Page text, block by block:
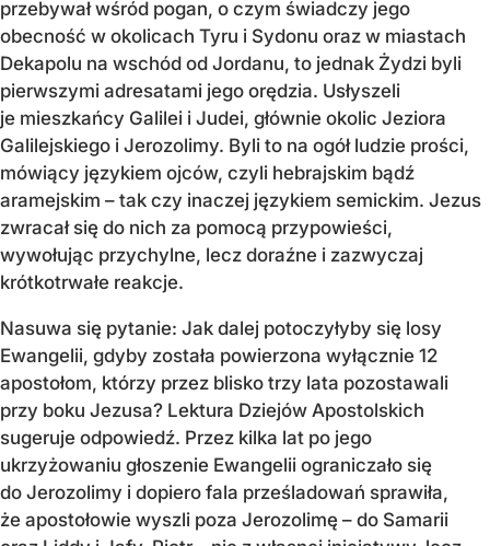
przebywał wśród pogan, o czym świadczy jego
obecność w okolicach Tyru i Sydonu oraz w miastach
Dekapolu na wschód od Jordanu, to jednak Żydzi byli
pierwszymi adresatami jego orędzia. Usłyszeli
je mieszkańcy Galilei i Judei, głównie okolic Jeziora
Galilejskiego i Jerozolimy. Byli to na ogół ludzie prości,
mówiący językiem ojców, czyli hebrajskim bądź
aramejskim – tak czy inaczej językiem semickim. Jezus
zwracał się do nich za pomocą przypowieści,
wywołując przychylne, lecz doraźne i zazwyczaj
krótkotrwałe reakcje.
Nasuwa się pytanie: Jak dalej potoczyłyby się losy
Ewangelii, gdyby została powierzona wyłącznie 12
apostołom, którzy przez blisko trzy lata pozostawali
przy boku Jezusa? Lektura Dziejów Apostolskich
sugeruje odpowiedź. Przez kilka lat po jego
ukrzyżowaniu głoszenie Ewangelii ograniczało się
do Jerozolimy i dopiero fala prześladowań sprawiła,
że apostołowie wyszli poza Jerozolimę – do Samarii